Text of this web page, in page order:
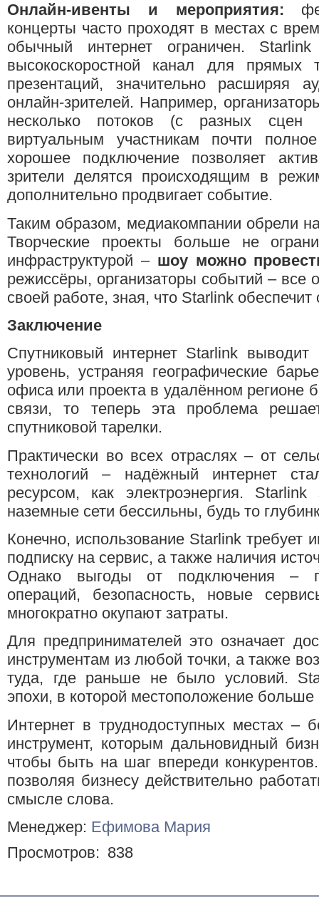
Онлайн-ивенты и мероприятия:
концерты часто проходят в местах с
обычный интернет ограничен. Starlink
высокоскоростной канал для прямых
презентаций, значительно расширяя
онлайн-зрителей. Например,
несколько потоков (с разных сцен
виртуальным участникам почти
хорошее подключение позволяет
зрители делятся происходящим в
дополнительно продвигает событие.
Таким образом, медиакомпании обрели
Творческие проекты больше не
инфраструктурой – шоу можно
режиссёры, организаторы событий – все
своей работе, зная, что Starlink
Заключение
Спутниковый интернет Starlink
уровень, устраняя географические
офиса или проекта в удалённом регионе
связи, то теперь эта проблема
спутниковой тарелки.
Практически во всех отраслях – от
технологий – надёжный интернет
ресурсом, как электроэнергия.
наземные сети бессильны, будь то
Конечно, использование Starlink требует
подписку на сервис, а также наличия
Однако выгоды от подключения –
операций, безопасность, новые
многократно окупают затраты.
Для предпринимателей это означает
инструментам из любой точки, а также
туда, где раньше не было условий.
эпохи, в которой местоположение больше
Интернет в труднодоступных местах –
инструмент, которым дальновидный
чтобы быть на шаг впереди
позволяя бизнесу действительно
смысле слова.
Менеджер: Ефимова Мария
Просмотров: 838